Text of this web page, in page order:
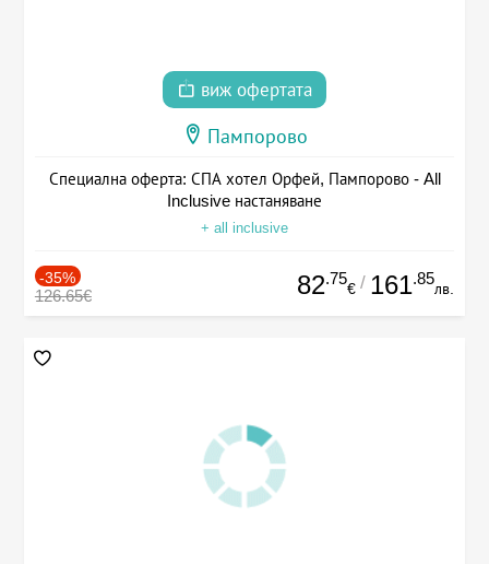
виж офертата
Пампорово
Специална оферта: СПА хотел Орфей, Пампорово - All
Inclusive настаняване
+ all inclusive
-35%
126.65€ 82.75
€ / 161.85
лв.